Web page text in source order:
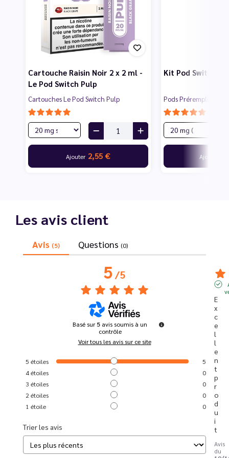
Cartouche Raisin Noir 2 x 2 ml -
Le Pod Switch Pulp
Cartouches Le Pod Switch Pulp
Ajouter 2,55 €
Kit Pod Switch
Pods Préremplis
Ajouter
Les avis client
Avis (5) Questions (0)
5/5
Basé sur5 avis soumis à un
contrôle
Voir tous les avis sur ce site
5 étoiles
5
4étoiles
0
3 étoiles
0
2 étoiles
0
1 étoile 0
Trier les avis
E
x
c
e
l
l
e
n
t
p
r
o
d
u
i
t
Avis
du